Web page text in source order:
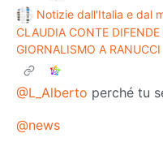
Notizie dall'Italia e dal
CLAUDIA CONTE DIFENDE
GIORNALISMO A RANUCCI
@L_Alberto perché tu
@news